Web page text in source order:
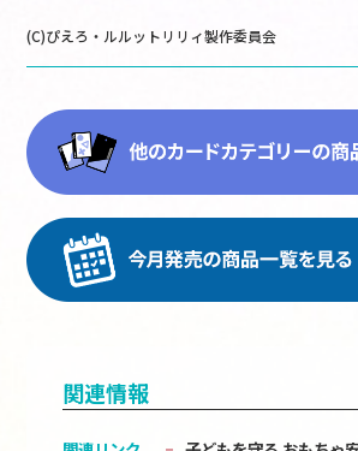
(C)ぴえろ・ルルットリリィ製作委員会
関連情報